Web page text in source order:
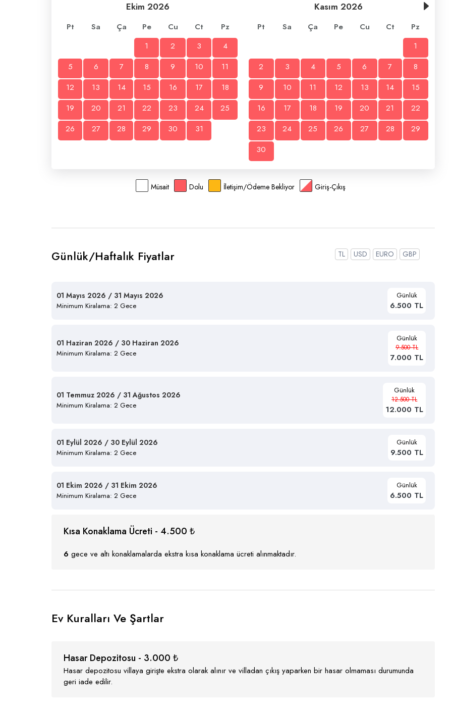
Ekim 2026
Pt Sa Ça Pe Cu Ct
Pz
1
2 3
4
5
6 7 8 9 10
11
12
13 14 15 16 17
18
19
20 21 22 23 24
25
26
27 28 29 30 31
Kasım 2026
Pt Sa Ça Pe Cu Ct
Pz
1
2
3 4 5 6 7
8
9
10 11 12 13 14
15
16
17 18 19 20 21
22
23
24 25 26 27 28
29
30
Müsait Dolu İletişim/Ödeme Bekliyor Giriş-Çıkış
Günlük/Haftalık Fiyatlar TL USD EURO GBP
01 Mayıs 2026 / 31 Mayıs 2026
Minimum Kiralama: 2 Gece
Günlük
6.500 TL
01 Haziran 2026 / 30 Haziran 2026
Minimum Kiralama: 2 Gece
Günlük
9.500 TL
7.000 TL
01 Temmuz 2026 / 31 Ağustos 2026
Minimum Kiralama: 2 Gece
Günlük
12.500 TL
12.000 TL
01 Eylül 2026 / 30 Eylül 2026
Minimum Kiralama: 2 Gece
Günlük
9.500 TL
01 Ekim 2026 / 31 Ekim 2026
Minimum Kiralama: 2 Gece
Günlük
6.500 TL
Kısa Konaklama Ücreti - 4.500 ₺
6 gece ve altı konaklamalarda ekstra kısa konaklama ücreti alınmaktadır.
Ev Kuralları Ve Şartlar
Hasar Depozitosu - 3.000 ₺
Hasar depozitosu villaya girişte ekstra olarak alınır ve villadan çıkış yaparken bir hasar olmaması durumunda
geri iade edilir.